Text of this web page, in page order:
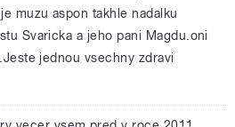
muzu aspon takhle nadalku
Svaricka a jeho pani Magdu.oni
jednou vsechny zdravi